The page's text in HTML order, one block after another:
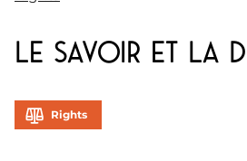
Le savoir et la
Rights